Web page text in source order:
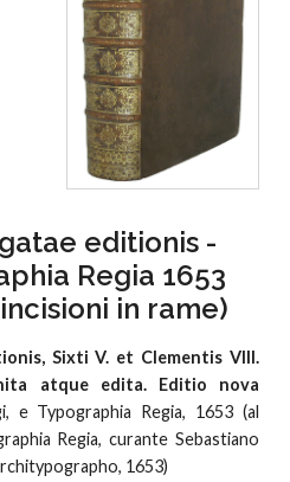
editionis -
Regia 1653
in rame)
Sixti V. et Clementis VIII.
atque edita. Editio nova
e Typographia Regia, 1653 (al
Regia, curante Sebastiano
1653)